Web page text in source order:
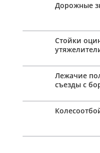
Дорожные
Стойки
Лежачие
съезды с